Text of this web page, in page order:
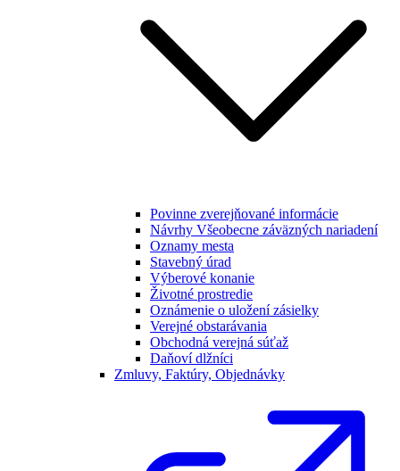
Povinne zverejňované informácie
Návrhy Všeobecne záväzných nariadení
Oznamy mesta
Stavebný úrad
Výberové konanie
Životné prostredie
Oznámenie o uložení zásielky
Verejné obstarávania
Obchodná verejná súťaž
Daňoví dlžníci
Zmluvy, Faktúry, Objednávky